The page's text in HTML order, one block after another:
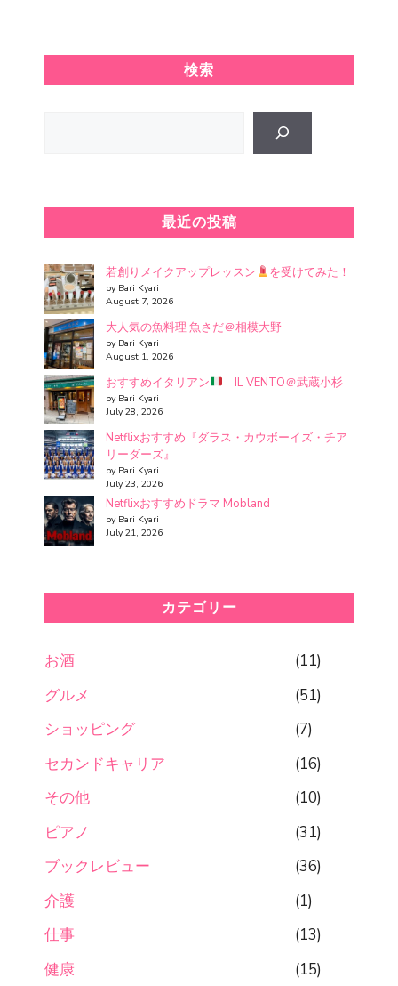
検索
最近の投稿
若創りメイクアップレッスン を受けてみた！
by Bari Kyari
August 7, 2026
大人気の魚料理 魚さだ＠相模大野
by Bari Kyari
August 1, 2026
おすすめイタリアン IL VENTO＠武蔵小杉
by Bari Kyari
July 28, 2026
Netflixおすすめ『ダラス・カウボーイズ・チア
リーダーズ』
by Bari Kyari
July 23, 2026
Netflixおすすめドラマ Mobland
by Bari Kyari
July 21, 2026
カテゴリー
お酒
(11)
グルメ
(51)
ショッピング
(7)
セカンドキャリア
(16)
その他
(10)
ピアノ
(31)
ブックレビュー
(36)
介護
(1)
仕事
(13)
健康
(15)